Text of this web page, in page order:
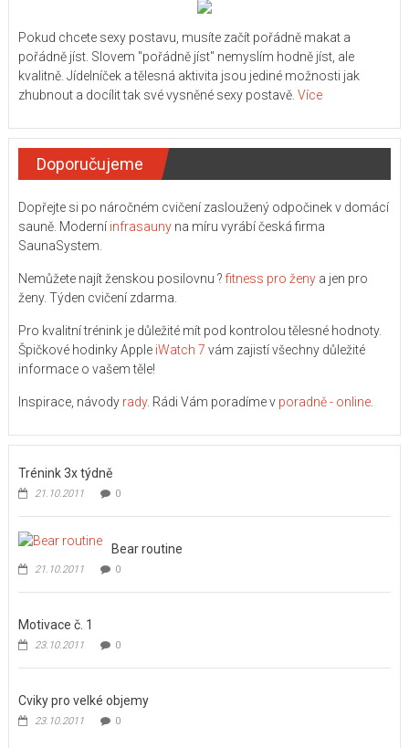
Pokud chcete sexy postavu, musíte začít pořádně makat a
pořádně jíst. Slovem "pořádně jíst" nemyslím hodně jíst, ale
kvalitně. Jídelníček a tělesná aktivita jsou jediné možnosti jak
zhubnout a docílit tak své vysněné sexy postavě. Více
Doporučujeme
Dopřejte si po náročném cvičení zasloužený odpočinek v domácí
sauně. Moderní infrasaunyna míru vyrábí česká firma
SaunaSystem.
Nemůžete najít ženskou posilovnu ?fitness pro ženya jen pro
ženy. Týden cvičení zdarma.
Pro kvalitní trénink je důležité mít pod kontrolou tělesné hodnoty.
Špičkové hodinky Apple iWatch 7 vám zajistí všechny důležité
informace o vašem těle!
Inspirace, návody rady. Rádi Vám poradíme v poradně - online.
Trénink 3x týdně
21.10.2011 0
Bear routine
21.10.2011 0
Motivace č. 1
23.10.2011 0
Cviky pro velké objemy
23.10.2011 0